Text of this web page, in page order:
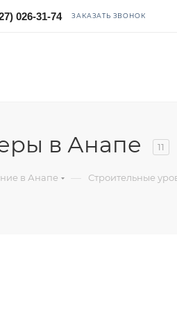
026-31-74 ЗАКАЗАТЬ ЗВОНОК
в Анапе 11
в Анапе — Строительные